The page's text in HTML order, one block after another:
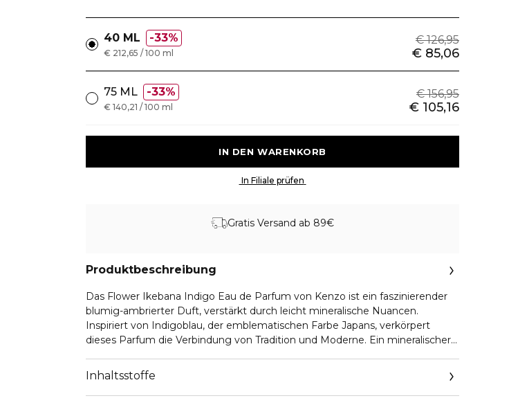
40 ML 33% € 126,95
€ 85,06
€ 212,65 / 100 ml
75 ML 33% € 156,95
€ 105,16
€ 140,21 / 100 ml
Gratis Versand ab 89€
Produktbeschreibung
Das Flower Ikebana Indigo Eau de Parfum von Kenzo ist ein faszinierender
blumig-ambrierter Duft, verstärkt durch leicht mineralische Nuancen.
Inspiriert von Indigoblau, der emblematischen Farbe Japans, verkörpert
dieses Parfum die Verbindung von Tradition und Moderne. Ein mineralischer
rauchigen, ledrigen Akzenten und der verführerischen Tiefe blauer Vanille.
Das Ergebnis ist ein sinnlicher, unverwechselbarer Duft, der die Natur und
das Handwerk der Kenzo-Modewelt widerspiegelt.
Inhaltsstoffe